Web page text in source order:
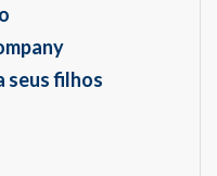
seus filhos